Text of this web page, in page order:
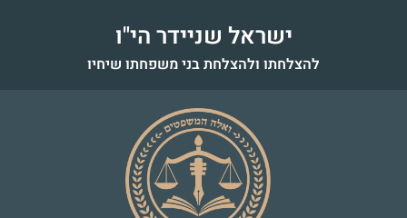
ישראל שניידר הי"ו
להצלחתו ולהצלחת בני משפחתו שיחיו